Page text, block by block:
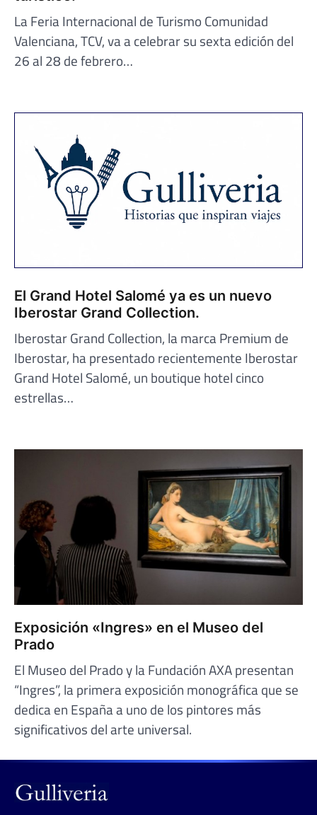
La Feria Internacional de Turismo Comunidad
Valenciana, TCV, va a celebrar su sexta edición del
26 al 28 de febrero…
El Grand Hotel Salomé ya es un nuevo
Iberostar Grand Collection.
Iberostar Grand Collection, la marca Premium de
Iberostar, ha presentado recientemente Iberostar
Grand Hotel Salomé, un boutique hotel cinco
estrellas…
Exposición «Ingres» en el Museo del
Prado
El Museo del Prado y la Fundación AXA presentan
“Ingres”, la primera exposición monográfica que se
dedica en España a uno de los pintores más
significativos del arte universal.